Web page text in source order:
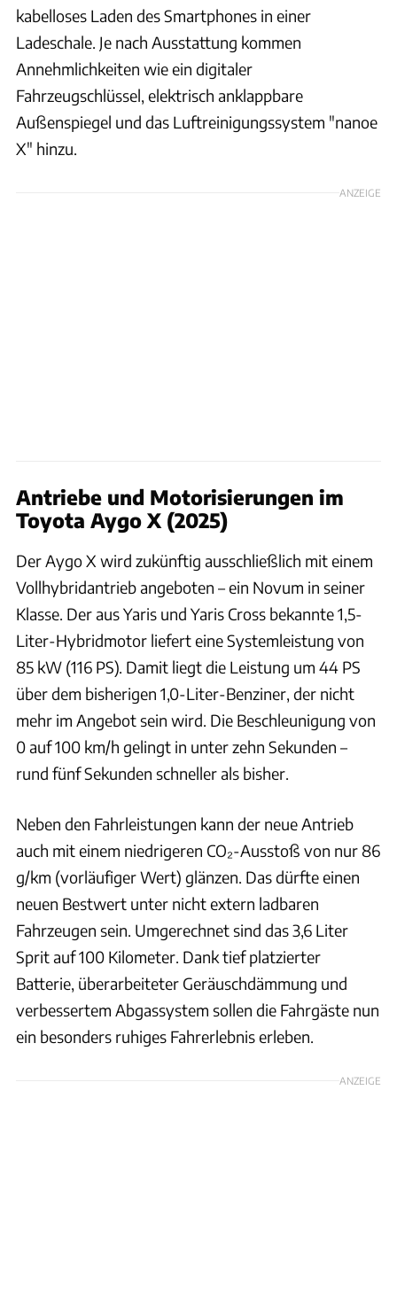
kabelloses Laden des Smartphones in einer
Ladeschale. Je nach Ausstattung kommen
Annehmlichkeiten wie ein digitaler
Fahrzeugschlüssel, elektrisch anklappbare
Außenspiegel und das Luftreinigungssystem "nanoe
X" hinzu.
ANZEIGE
Antriebe und Motorisierungen im
Toyota Aygo X (2025)
Der Aygo X wird zukünftig ausschließlich mit einem
Vollhybridantrieb angeboten – ein Novum in seiner
Klasse. Der aus Yaris und Yaris Cross bekannte 1,5-
Liter-Hybridmotor liefert eine Systemleistung von
85 kW (116 PS). Damit liegt die Leistung um 44 PS
über dem bisherigen 1,0-Liter-Benziner, der nicht
mehr im Angebot sein wird. Die Beschleunigung von
0 auf 100 km/h gelingt in unter zehn Sekunden –
rund fünf Sekunden schneller als bisher.
Neben den Fahrleistungen kann der neue Antrieb
auch mit einem niedrigeren CO₂-Ausstoß von nur 86
g/km (vorläufiger Wert) glänzen. Das dürfte einen
neuen Bestwert unter nicht extern ladbaren
Fahrzeugen sein. Umgerechnet sind das 3,6 Liter
Sprit auf 100 Kilometer. Dank tief platzierter
Batterie, überarbeiteter Geräuschdämmung und
verbessertem Abgassystem sollen die Fahrgäste nun
ein besonders ruhiges Fahrerlebnis erleben.
ANZEIGE